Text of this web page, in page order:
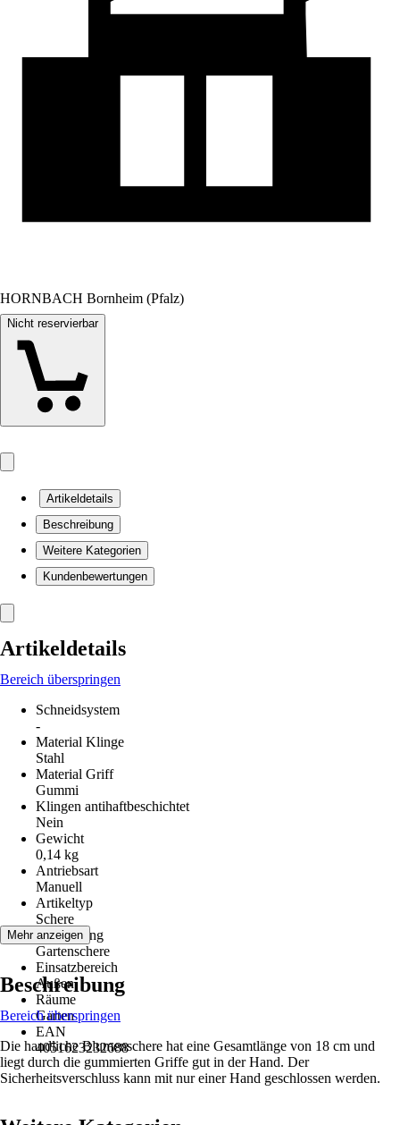
HORNBACH Bornheim (Pfalz)
Nicht reservierbar
Artikeldetails
Beschreibung
Weitere Kategorien
Kundenbewertungen
Artikeldetails
Bereich überspringen
Schneidsystem
-
Material Klinge
Stahl
Material Griff
Gummi
Klingen antihaftbeschichtet
Nein
Gewicht
0,14 kg
Antriebsart
Manuell
Artikeltyp
Schere
Ausführung
Gartenschere
Einsatzbereich
Außen
Räume
Garten
EAN
4051623232688
Mehr anzeigen
Beschreibung
Bereich überspringen
Die handliche Blumenschere hat eine Gesamtlänge von 18 cm und
liegt durch die gummierten Griffe gut in der Hand. Der
Sicherheitsverschluss kann mit nur einer Hand geschlossen werden.